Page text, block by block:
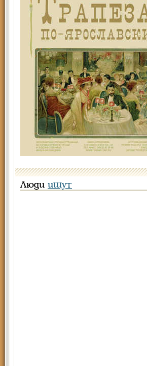
Люди ищут